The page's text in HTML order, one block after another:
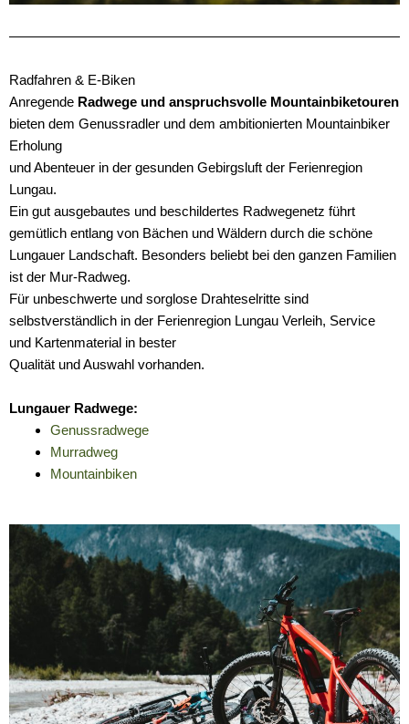
Radfahren & E-Biken
Anregende Radwege und anspruchsvolle Mountainbiketouren
bieten dem Genussradler und dem ambitionierten Mountainbiker
Erholung
und Abenteuer in der gesunden Gebirgsluft der Ferienregion
Lungau.
Ein gut ausgebautes und beschildertes Radwegenetz führt
gemütlich entlang von Bächen und Wäldern durch die schöne
Lungauer Landschaft. Besonders beliebt bei den ganzen Familien
ist der Mur-Radweg.
Für unbeschwerte und sorglose Drahteselritte sind
selbstverständlich in der Ferienregion Lungau Verleih, Service
und Kartenmaterial in bester
Qualität und Auswahl vorhanden.
Lungauer Radwege:
Genussradwege
Murradweg
Mountainbiken